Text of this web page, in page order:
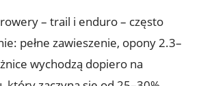
– trail i enduro – często
pełne zawieszenie, opony 2.3–
wychodzą dopiero na